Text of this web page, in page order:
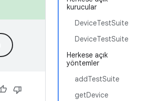
kurucular
DeviceTestSuite
DeviceTestSuite
Herkese açık
yöntemler
addTestSuite
getDevice